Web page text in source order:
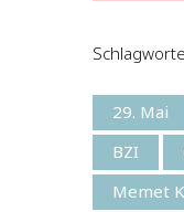
29. Mai
BZI
Memet